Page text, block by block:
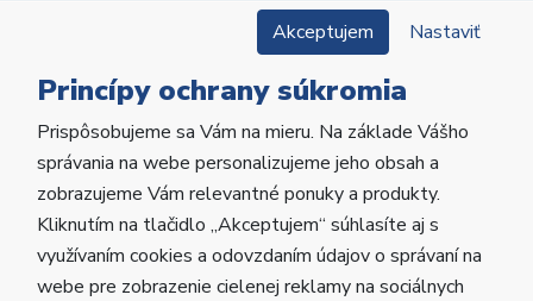
Copyright © 2022 Hu-Fa Dental a.s. Všetky práva
vyhradené.
VytvorilaPoctivá agentúra .
Prevádzkované naABRA Eshop.
Akceptujem Nastaviť
Princípy ochrany súkromia
Prispôsobujeme sa Vám na mieru. Na základe Vášho
správania na webe personalizujeme jeho obsah a
zobrazujeme Vám relevantné ponuky a produkty.
Kliknutím na tlačidlo „Akceptujem“ súhlasíte aj s
využívaním cookies a odovzdaním údajov o správaní na
webe pre zobrazenie cielenej reklamy na sociálnych